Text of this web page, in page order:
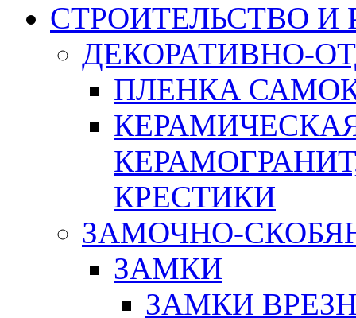
СТРОИТЕЛЬСТВО И
ДЕКОРАТИВНО-
ПЛЕНКА
КРЕСТИКИ
ЗАМОЧНО-
ЗАМКИ
ЗАМКИ